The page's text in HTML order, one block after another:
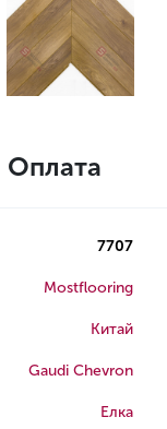
Оплата
7707
Mostflooring
Китай
Gaudi Chevron
Елка